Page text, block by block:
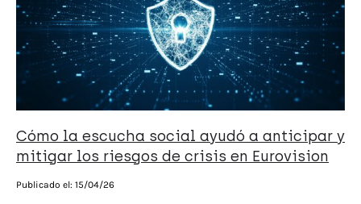
Cómo la escucha social ayudó a anticipar y
mitigar los riesgos de crisis en Eurovision
Publicado el: 15/04/26